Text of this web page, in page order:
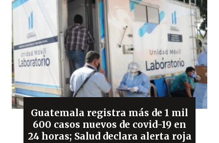
Guatemala registra más de 1 mil
600 casos nuevos de covid-19 en
24 horas; Salud declara alerta roja